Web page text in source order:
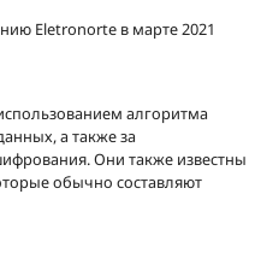
Eletronorte в марте 2021
алгоритма
а также за
Они также известны
обычно составляют